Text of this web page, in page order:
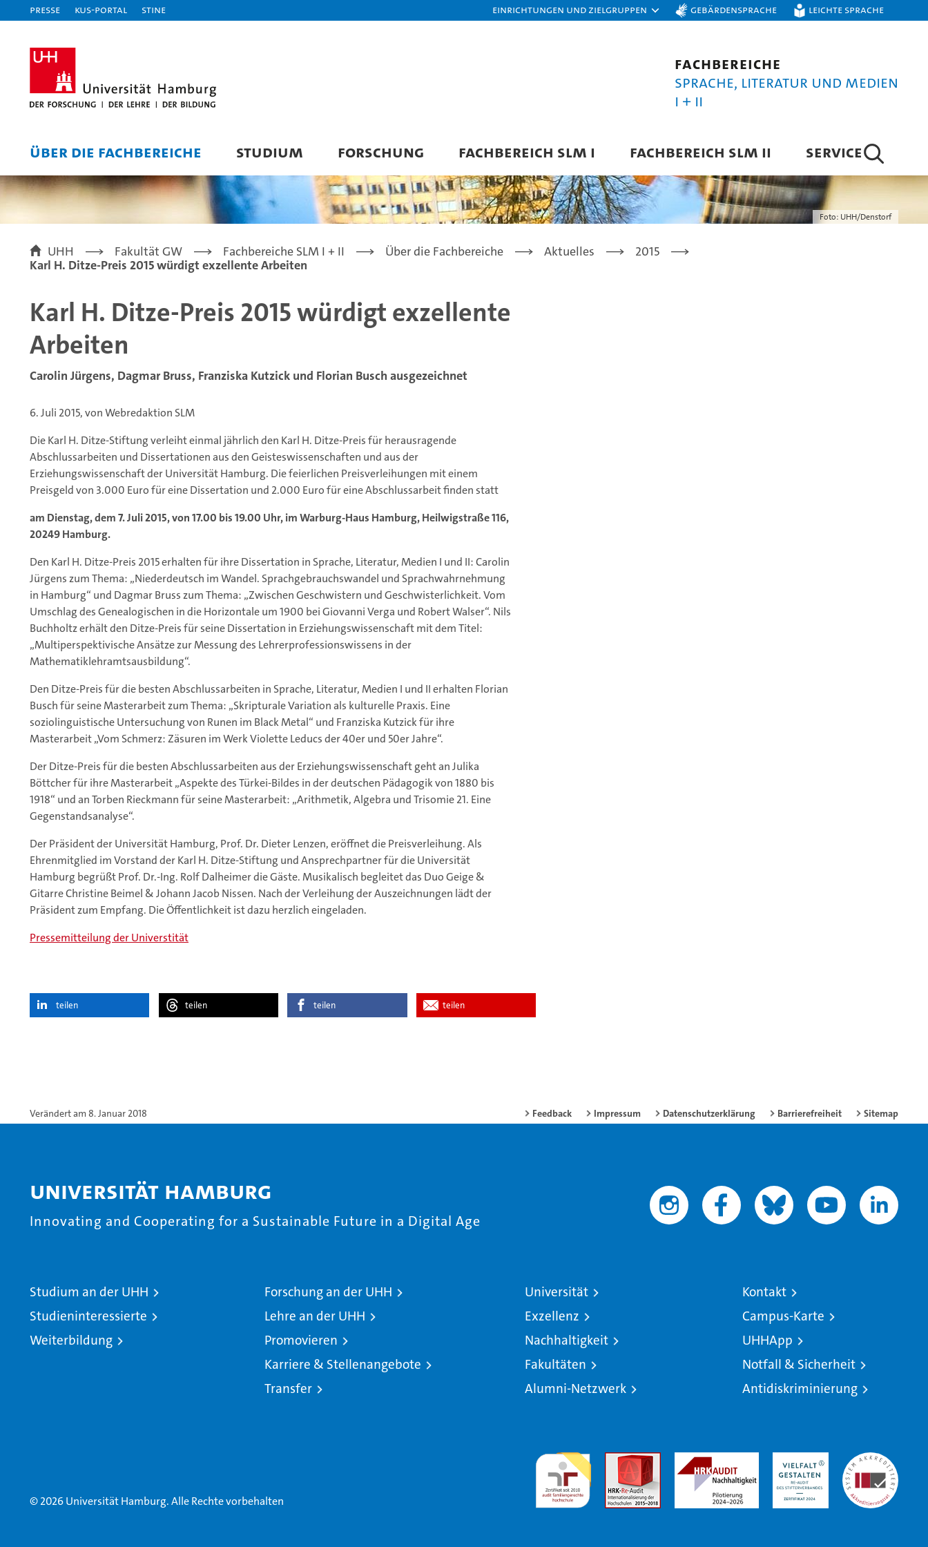
Presse KUS-Portal STiNE Einrichtungen und Zielgruppen Gebärdensprache Leichte Sprache
Fachbereiche
Sprache, Literatur und Medien
I + II
ÜBER DIE FACHBEREICHE STUDIUM FORSCHUNG FACHBEREICH SLM I FACHBEREICH SLM II SERVICE
Foto: UHH/Denstorf
UHH Fakultät GW Fachbereiche SLM I + II Über die Fachbereiche Aktuelles
2015
Karl H. Ditze-Preis 2015 würdigt exzellente Arbeiten
Karl H. Ditze-Preis 2015 würdigt exzellente
Arbeiten
Carolin Jürgens, Dagmar Bruss, Franziska Kutzick und Florian Busch ausgezeichnet
6. Juli 2015, von Webredaktion SLM
Die Karl H. Ditze-Stiftung verleiht einmal jährlich den Karl H. Ditze-Preis für herausragende
Abschlussarbeiten und Dissertationen aus den Geisteswissenschaften und aus der
Erziehungswissenschaft der Universität Hamburg. Die feierlichen Preisverleihungen mit einem
Preisgeld von 3.000 Euro für eine Dissertation und 2.000 Euro für eine Abschlussarbeit finden statt
am Dienstag, dem 7. Juli 2015, von 17.00 bis 19.00 Uhr, im Warburg-Haus Hamburg, Heilwigstraße 116,
20249 Hamburg.
Den Karl H. Ditze-Preis 2015 erhalten für ihre Dissertation in Sprache, Literatur, Medien I und II: Carolin
Jürgens zum Thema: „Niederdeutsch im Wandel. Sprachgebrauchswandel und Sprachwahrnehmung
in Hamburg“ und Dagmar Bruss zum Thema: „Zwischen Geschwistern und Geschwisterlichkeit. Vom
Umschlag des Genealogischen in die Horizontale um 1900 bei Giovanni Verga und Robert Walser“. Nils
Buchholtz erhält den Ditze-Preis für seine Dissertation in Erziehungswissenschaft mit dem Titel:
„Multiperspektivische Ansätze zur Messung des Lehrerprofessionswissens in der
Mathematiklehramtsausbildung“.
Den Ditze-Preis für die besten Abschlussarbeiten in Sprache, Literatur, Medien I und II erhalten Florian
Busch für seine Masterarbeit zum Thema: „Skripturale Variation als kulturelle Praxis. Eine
soziolinguistische Untersuchung von Runen im Black Metal“ und Franziska Kutzick für ihre
Masterarbeit „Vom Schmerz: Zäsuren im Werk Violette Leducs der 40er und 50er Jahre“.
Der Ditze-Preis für die besten Abschlussarbeiten aus der Erziehungswissenschaft geht an Julika
Böttcher für ihre Masterarbeit „Aspekte des Türkei-Bildes in der deutschen Pädagogik von 1880 bis
1918“ und an Torben Rieckmann für seine Masterarbeit: „Arithmetik, Algebra und Trisomie 21. Eine
Gegenstandsanalyse“.
Der Präsident der Universität Hamburg, Prof. Dr. Dieter Lenzen, eröffnet die Preisverleihung. Als
Ehrenmitglied im Vorstand der Karl H. Ditze-Stiftung und Ansprechpartner für die Universität
Hamburg begrüßt Prof. Dr.-Ing. Rolf Dalheimer die Gäste. Musikalisch begleitet das Duo Geige &
Gitarre Christine Beimel & Johann Jacob Nissen. Nach der Verleihung der Auszeichnungen lädt der
Präsident zum Empfang. Die Öffentlichkeit ist dazu herzlich eingeladen.
Pressemitteilung der Universtität
teilen teilen teilen teilen
Verändert am 8. Januar 2018 Feedback Impressum Datenschutzerklärung Barrierefreiheit Sitemap
Universität Hamburg
Innovating and Cooperating for a Sustainable Future in a Digital Age
Studium an der UHH
Studieninteressierte
Weiterbildung
Forschung an der UHH
Lehre an der UHH
Promovieren
Karriere & Stellenangebote
Transfer
Universität
Exzellenz
Nachhaltigkeit
Fakultäten
Alumni-Netzwerk
Kontakt
Campus-Karte
UHHApp
Notfall & Sicherheit
Antidiskriminierung
© 2026 Universität Hamburg. Alle Rechte vorbehalten